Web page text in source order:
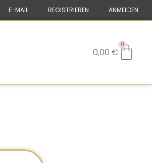
E-MAIL REGISTRIEREN ANMELDEN
0,00€
0